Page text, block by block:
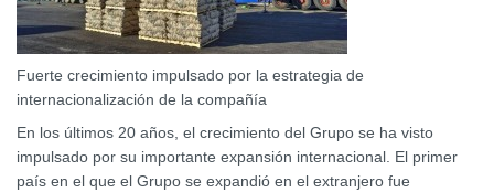
Fuerte crecimiento impulsado por la estrategia de
internacionalización de la compañía
En los últimos 20 años, el crecimiento del Grupo se ha visto
impulsado por su importante expansión internacional. El primer
país en el que el Grupo se expandió en el extranjero fue